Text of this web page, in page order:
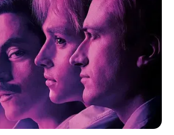
– De hozhatnál magaddal
egy kávézó.
bennem minden. Nem
ahogyan ezt kimondta.
Reggel pedig felhívtam